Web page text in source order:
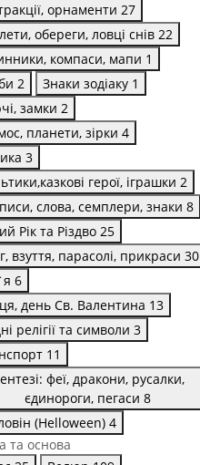
орнаменти 27
обереги, ловці снів 22
компаси, мапи 1
2 Знаки зодіаку 1
замки 2
планети, зірки 4
3
герої, іграшки 2
слова, семплери, знаки 8
Рік та Різдво 25
взуття, парасолі, прикраси 30
6
день Св. Валентина 13
релігії та символи 3
11
феї, дракони, русалки,
єдинороги, пегаси 8
(Helloween) 4
та основа